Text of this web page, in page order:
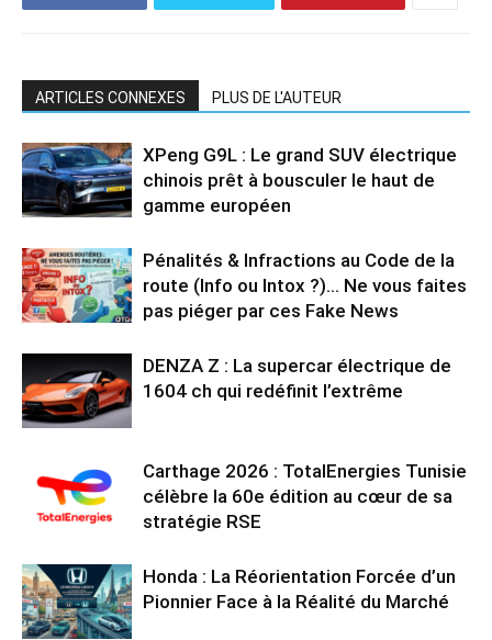
ARTICLES CONNEXES PLUS DE L'AUTEUR
XPeng G9L : Le grand SUV électrique
chinois prêt à bousculer le haut de
gamme européen
Pénalités & Infractions au Code de la
route (Info ou Intox ?)… Ne vous faites
pas piéger par ces Fake News
DENZA Z : La supercar électrique de
1604 ch qui redéfinit l’extrême
Carthage 2026 : TotalEnergies Tunisie
célèbre la 60e édition au cœur de sa
stratégie RSE
Honda : La Réorientation Forcée d’un
Pionnier Face à la Réalité du Marché